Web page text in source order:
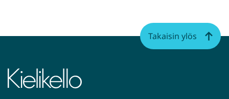
Takaisin ylös